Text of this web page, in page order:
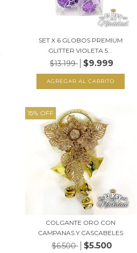
SET X 6 GLOBOS PREMIUM
GLITTER VIOLETA 5...
$13.199 $9.999
15% OFF
COLGANTE ORO CON
CAMPANAS Y CASCABELES
$6.500 $5.500